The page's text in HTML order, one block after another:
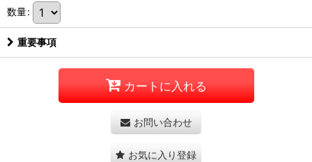
数量:
重要事項
カートに入れる
お問い合わせ
お気に入り登録